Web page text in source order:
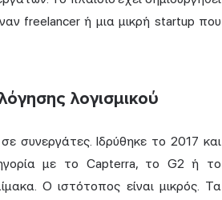
freelancer ή μια μικρή startup που
λογισμικού
συνεργάτες. Ιδρύθηκε το 2017 και
με το Capterra, το G2 ή το
Ο ιστότοπος είναι μικρός. Τα